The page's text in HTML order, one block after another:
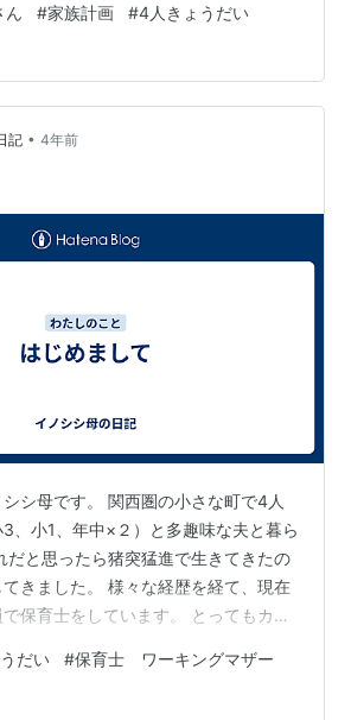
ほうが時代のこともあって経済的に
もが3人になると、 経済的に自分の親
してあげられないなぁ 2人をある程
のと、 子ども3人で、家族旅行や習
しても わいわい楽しくやっていくの
なぁ な…
ん #家族計画 #4人きょうだい
記 • 4年前
シ母です。 関西圏の小さな町で4人
、小1、年中×２）と多趣味な夫と暮ら
だと思ったら猪突猛進で生きてきたの
きました。 様々な経歴を経て、現在
保育士をしています。 とってもカオ
て 細々と記録を残していけたらいい
だい #保育士 ワーキングマザー